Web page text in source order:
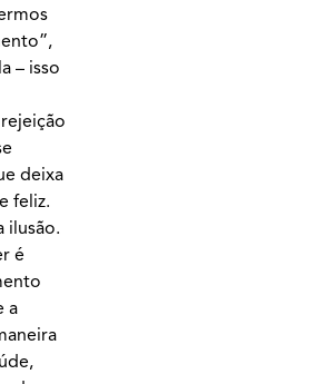
– isso
deixa
feliz.
ilusão.
é
a